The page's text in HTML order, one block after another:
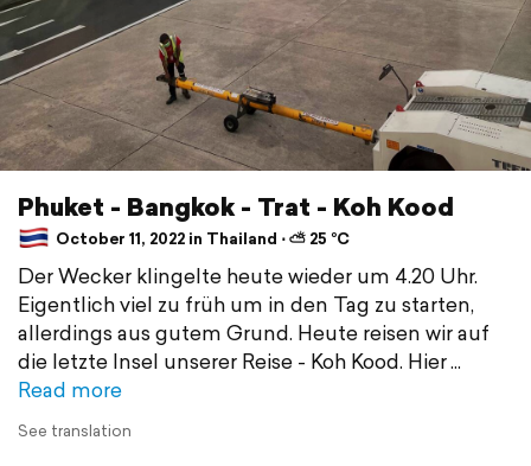
Phuket - Bangkok - Trat - Koh Kood
October 11, 2022 in Thailand ⋅ ⛅ 25 °C
Der Wecker klingelte heute wieder um 4.20 Uhr.
Eigentlich viel zu früh um in den Tag zu starten,
allerdings aus gutem Grund. Heute reisen wir auf
die letzte Insel unserer Reise - Koh Kood. Hier
Read more
See translation